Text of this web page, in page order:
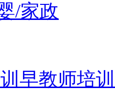
/家政
早教师培训